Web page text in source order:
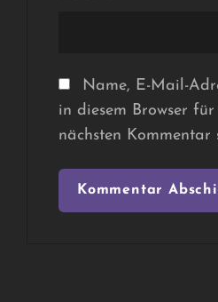
Name, E-Mail-
in diesem Browser für
nächsten Kommentar